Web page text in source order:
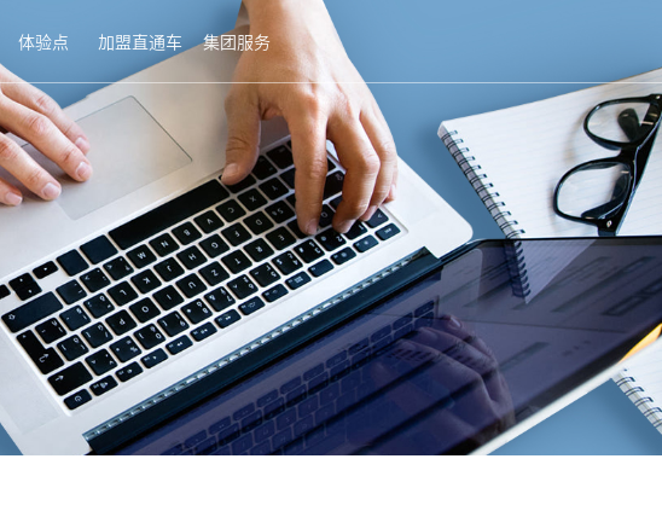
体验点 加盟直通车 集团服务